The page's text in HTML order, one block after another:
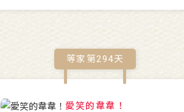
等家第294天
愛笑的韋韋！